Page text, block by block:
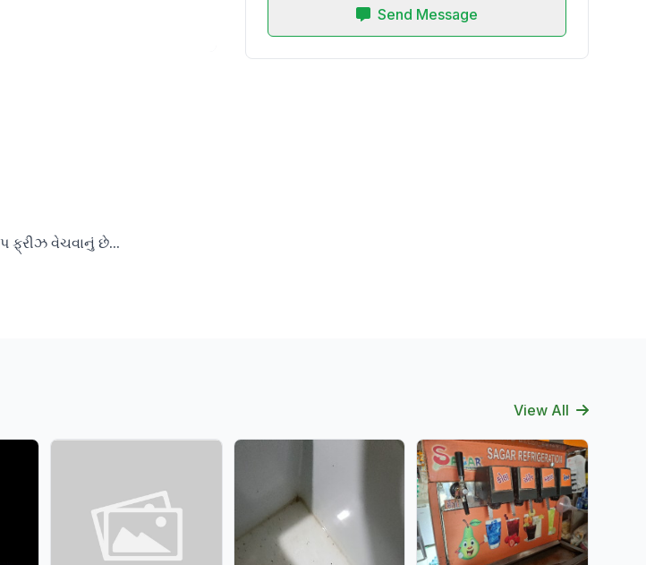
ફ્રીઝ વેચવાનું છે...
Send Message
View All